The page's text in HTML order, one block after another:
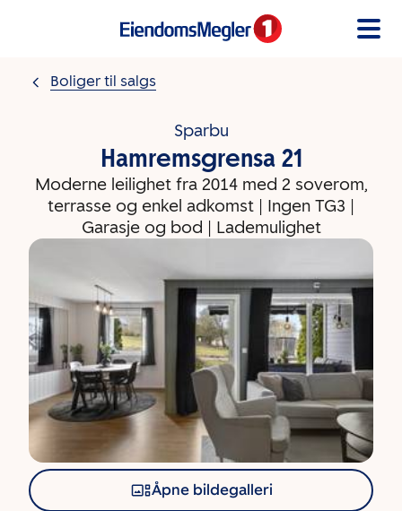
Boliger til salgs
Sparbu
Hamremsgrensa 21
Moderne leilighet fra 2014 med 2 soverom,
terrasse og enkel adkomst | Ingen TG3 |
Garasje og bod | Lademulighet
Åpne bildegalleri